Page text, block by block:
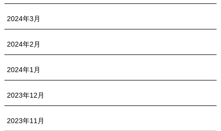
2024年3月
2024年2月
2024年1月
2023年12月
2023年11月